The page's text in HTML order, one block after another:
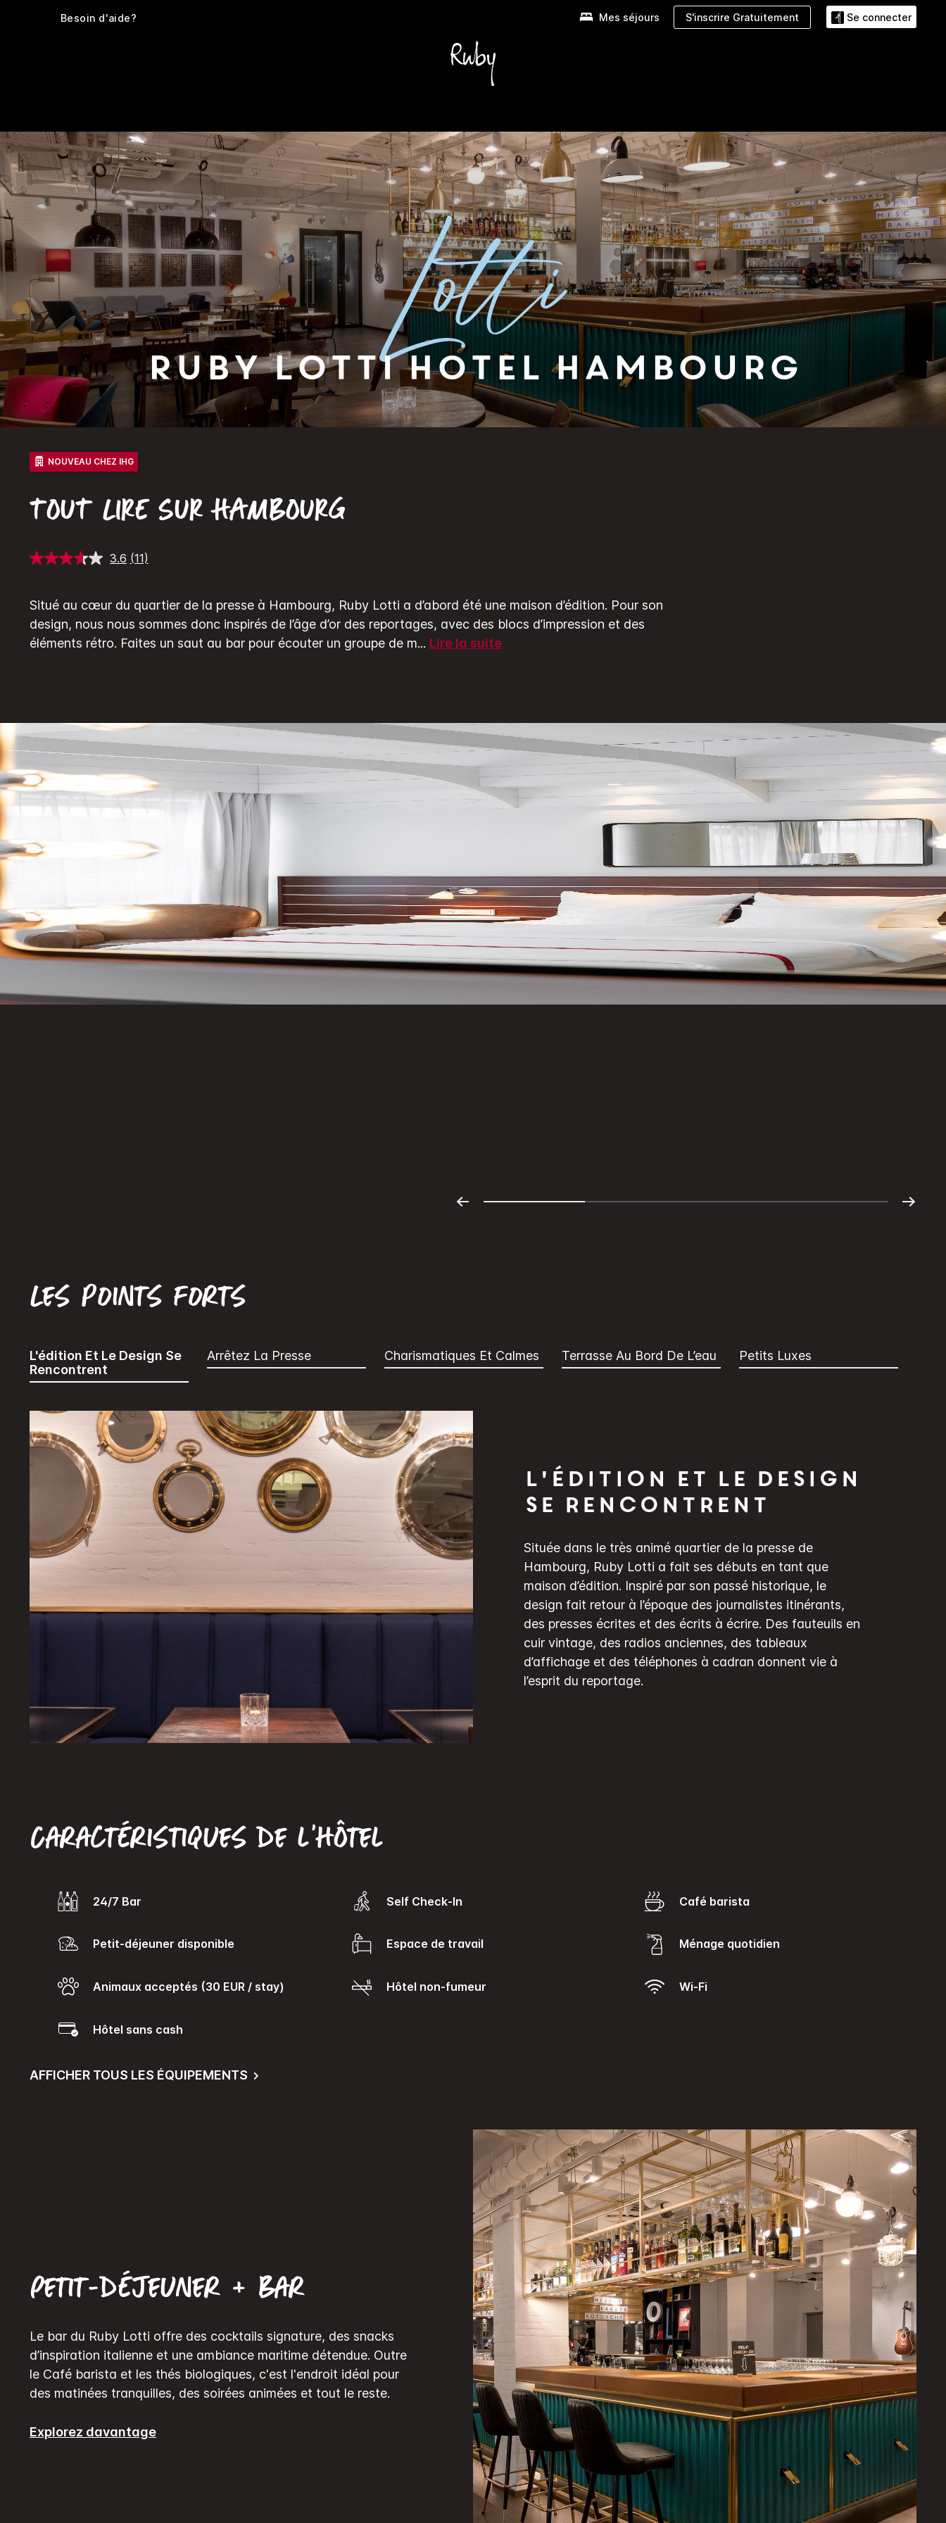
Besoin d'aide? Mes séjours S'inscrire Gratuitement Se connecter
Ruby Lotti Hotel Hambourg
NOUVEAU CHEZ IHG
TOUT LIRE SUR HAMBOURG
3.6 Lire
sur
la
même
page.
(11)
Situé au cœur du quartier de la presse à Hambourg, Ruby Lotti a d’abord été une maison d’édition. Pour son
design, nous nous sommes donc inspirés de l’âge d’or des reportages, avec des blocs d’impression et des
éléments rétro. Faites un saut au bar pour écouter un groupe de m... Lire la suite
Les points forts
L'édition Et Le Design Se
Rencontrent
Arrêtez La Presse Charismatiques Et Calmes Terrasse Au Bord De L’eau Petits Luxes
L'édition et le design
se rencontrent
Située dans le très animé quartier de la presse de
Hambourg, Ruby Lotti a fait ses débuts en tant que
maison d’édition. Inspiré par son passé historique, le
design fait retour à l’époque des journalistes itinérants,
des presses écrites et des écrits à écrire. Des fauteuils en
cuir vintage, des radios anciennes, des tableaux
d’affichage et des téléphones à cadran donnent vie à
l’esprit du reportage.
Caractéristiques de l’hôtel
24/7 Bar Self Check-In Café barista
Petit-déjeuner disponible Espace de travail Ménage quotidien
Animaux acceptés (30 EUR / stay) Hôtel non-fumeur Wi-Fi
Hôtel sans cash
AFFICHER TOUS LES ÉQUIPEMENTS
Petit-déjeuner + Bar
Le bar du Ruby Lotti offre des cocktails signature, des snacks
d’inspiration italienne et une ambiance maritime détendue. Outre
le Café barista et les thés biologiques, c'est l'endroit idéal pour
des matinées tranquilles, des soirées animées et tout le reste.
Explorez davantage